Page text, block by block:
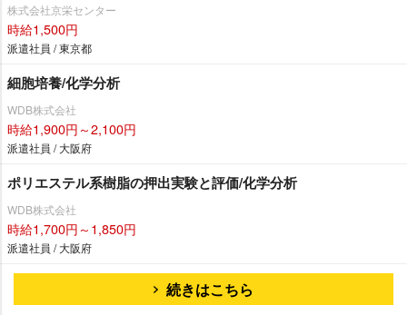
株式会社京栄センター
時給1,500円
派遣社員 / 東京都
細胞培養/化学分析
WDB株式会社
時給1,900円～2,100円
派遣社員 / 大阪府
ポリエステル系樹脂の押出実験と評価/化学分析
WDB株式会社
時給1,700円～1,850円
派遣社員 / 大阪府
続きはこちら